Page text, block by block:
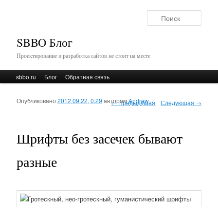
SBBO Блог
Проектирование и разработка сайтов не стоит на месте
Главное менюПерейти к основному содержимому
Перейти к дополнительному содержимому
sbbo.ru Блог Обратная связь
Навигация по записям
←Предыдущая Следующая →
Шрифты без засечек бывают
разные
Опубликовано2012.09.22, 0:29 авторомAndrew